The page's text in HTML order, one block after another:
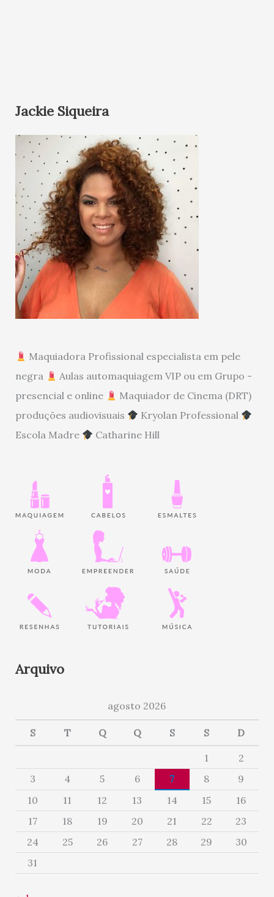
Jackie Siqueira
Maquiadora Profissional especialista em pele
negra
Aulas automaquiagem VIP ou em Grupo -
presencial e online
Maquiador de Cinema (DRT)
produções audiovisuais
Kryolan Professional
Escola Madre
Catharine Hill
Arquivo
agosto 2026
S T Q Q S S D
1
2
3
4 5 6 7 8
9
10
11 12 13 14 15
16
17
18 19 20 21 22
23
24
25 26 27 28 29
30
31